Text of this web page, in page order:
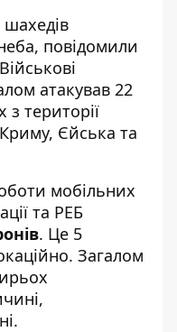
повідомили
атакував 22
території
Єйська та
мобільних
та РЕБ
. Це 5
Загалом